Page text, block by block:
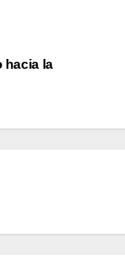
hacia la